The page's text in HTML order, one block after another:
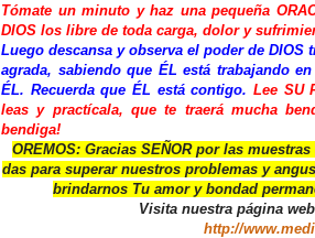
Tómate un minuto y haz una pequeña
DIOS los libre de toda carga, dolor y
Luego descansa y observa el poder de
agrada, sabiendo que ÉL está trabajando
ÉL. Recuerda que ÉL está contigo. Lee SU
leas y practícala, que te traerá mucha
bendiga!
OREMOS: Gracias SEÑOR por las
das para superar nuestros problemas y
brindarnos Tu amor y bondad
Visita nuestra página
http://